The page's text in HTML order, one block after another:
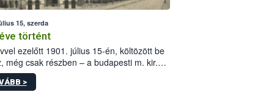
15, szerda
történt
ezelőtt 1901. július 15-én, költözött be
még csak részben – a budapesti m. kir.
állomás a Kis Rókus utca
alatti, Czigler Győző által tervezett új
>